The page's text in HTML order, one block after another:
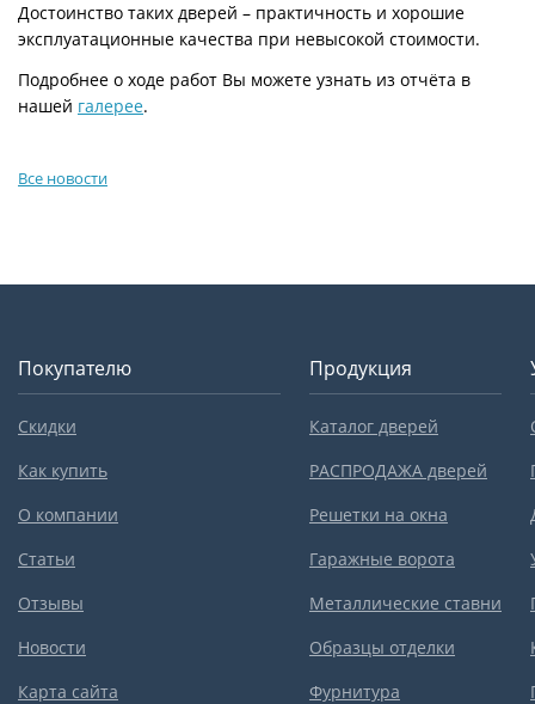
Достоинство таких дверей – практичность и хорошие
эксплуатационные качества при невысокой стоимости.
Подробнее о ходе работ Вы можете узнать из отчёта в
нашей галерее.
Все новости
Покупателю
Скидки
Как купить
О компании
Статьи
Отзывы
Новости
Карта сайта
Продукция
Каталог дверей
РАСПРОДАЖА дверей
Решетки на окна
Гаражные ворота
Металлические ставни
Образцы отделки
Фурнитура